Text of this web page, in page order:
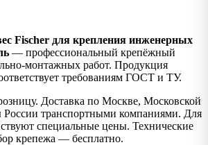
Fischer для крепления инженерных
— профессиональный крепёжный
монтажных работ. Продукция
требованиям ГОСТ и ТУ.
Доставка по Москве, Московской
России транспортными компаниями. Для
специальные цены. Технические
крепежа — бесплатно.